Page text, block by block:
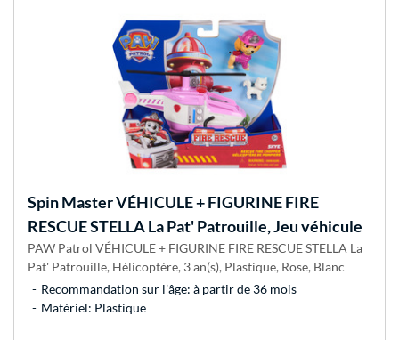
Spin MasterVÉHICULE + FIGURINE FIRE
RESCUE STELLA La Pat' Patrouille, Jeu véhicule
PAW Patrol VÉHICULE + FIGURINE FIRE RESCUE STELLA La
Pat' Patrouille, Hélicoptère, 3 an(s), Plastique, Rose, Blanc
Recommandation sur l’âge: à partir de 36 mois
Matériel: Plastique